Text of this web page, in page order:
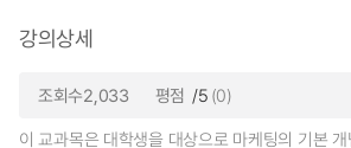
강의상세
조회수2,033 평점 /5 (0)
이 교과목은 대학생을 대상으로 마케팅의 기본